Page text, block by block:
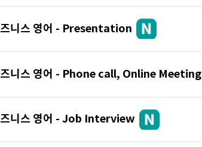
니스 영어 - Presentation
즈니스 영어 - Phone call, Online Meeting
니스 영어 - Job Interview